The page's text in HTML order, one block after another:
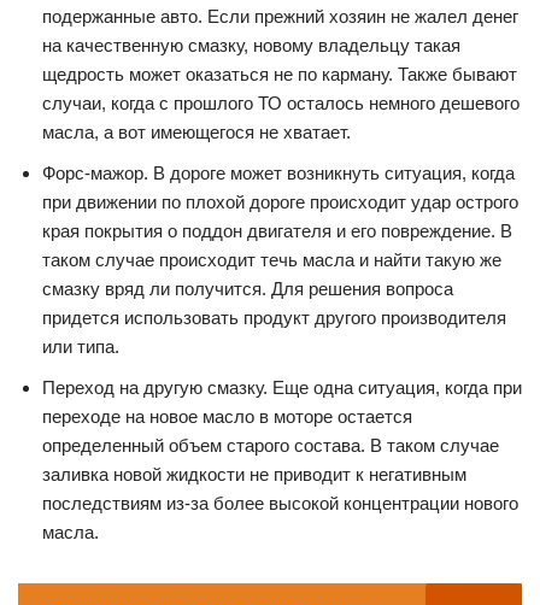
подержанные авто. Если прежний хозяин не жалел денег
на качественную смазку, новому владельцу такая
щедрость может оказаться не по карману. Также бывают
случаи, когда с прошлого ТО осталось немного дешевого
масла, а вот имеющегося не хватает.
Форс-мажор. В дороге может возникнуть ситуация, когда
при движении по плохой дороге происходит удар острого
края покрытия о поддон двигателя и его повреждение. В
таком случае происходит течь масла и найти такую же
смазку вряд ли получится. Для решения вопроса
придется использовать продукт другого производителя
или типа.
Переход на другую смазку. Еще одна ситуация, когда при
переходе на новое масло в моторе остается
определенный объем старого состава. В таком случае
заливка новой жидкости не приводит к негативным
последствиям из-за более высокой концентрации нового
масла.